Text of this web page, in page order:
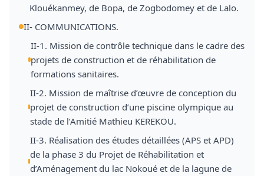
Klouékanmey, de Bopa, de Zogbodomey et de Lalo.
II- COMMUNICATIONS.
II-1. Mission de contrôle technique dans le cadre des
projets de construction et de réhabilitation de
formations sanitaires.
II-2. Mission de maîtrise d’œuvre de conception du
projet de construction d’une piscine olympique au
stade de l’Amitié Mathieu KEREKOU.
II-3. Réalisation des études détaillées (APS et APD)
de la phase 3 du Projet de Réhabilitation et
d’Aménagement du lac Nokoué et de la lagune de